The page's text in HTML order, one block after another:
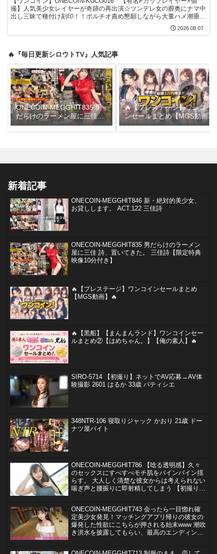
ながら大量ハメ潮垂れ流してイキ
狂うｗｗｗ
撮】人気美少女レイヤーが奇跡の再出演☆ツンデレ女の膣奥にナマ中
出し三昧で種付け刻印！！ポルチオ責め懇願しながら大量ハメ潮垂れ
流してイキ狂うｗｗｗ」は、黒船の作品です。深田結梨が出演し、人
気レイヤーとの個人撮影をテーマにした内容で、ツンデレなキャラク
に楽しめる満足度の高い一本です。
2026.08.07
🔥『毎日更新シロウトTV』人気記事
ONECOIN-MEGGHIT835 男
だらけのラーメン屋に三佳
詩、置いてきた。 三佳詩【限
定特典映像10分付き】
🔥【プレステージ】ワンコイ
ンセールまとめ【MGS動画】
🔥
新着記事
ONECOIN-MEGGHIT846 新・絶対的美少女、
お貸しします。 ACT.122 三佳詩
ONECOIN-MEGGHIT835 男だらけのラーメン
屋に三佳 詩、置いてきた。 三佳詩【限定特典
映像10分付き】
🔥【プレステージ】ワンコインセールまとめ
【MGS動画】🔥
🔥【黒船】【まんまんランド】ワンコインセー
ルまとめ②【はめちゃん。】【俺の素人】🔥
SIRO-5714 【初撮り】ネットでAV応募→AV体
験撮影 2601 はるか 33歳 パティシエ
348NTR-106 寝取りジャック かおり 21歳 ドー
ナツ屋バイト
ONECOIN-MEGGHIT786 【唸る透明感】久々
のセックスにすべすべモチ肌をバインバイン揺
らす。 大人しく清楚な彼女からは考えられない
喘ぎ声と腰振りに即射精してしまう 【初撮り】
ONECOIN-MEGGHIT743 会ったら一目惚れ確
定美少女発見！マッチングアプリ帰りの彼女の
爆発した性欲にこちらが押される始末www 潮吹
き洪水を披露してもらい、最高のエンディング